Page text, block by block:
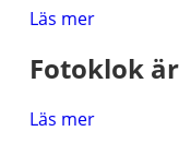
Läs mer
Fotoklok
Läs mer